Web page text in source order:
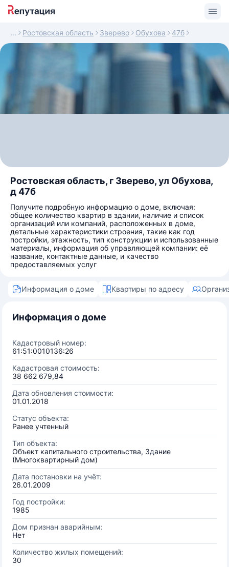
Ростовская область Зверево Обухова 47б
Ростовская область, г Зверево, ул Обухова,
д 47б
Получите подробную информацию о доме, включая:
общее количество квартир в здании, наличие и список
организаций или компаний, расположенных в доме,
детальные характеристики строения, такие как год
постройки, этажность, тип конструкции и использованные
материалы, информация об управляющей компании: её
название, контактные данные, и качество
предоставляемых услуг
Информация о доме Квартиры по адресу
Информация о доме
Кадастровый номер:
61:51:0010136:26
Кадастровая стоимость:
38 662 679,84
Дата обновления стоимости:
01.01.2018
Статус объекта:
Ранее учтенный
Тип объекта:
Объект капитального строительства, Здание
(Многоквартирный дом)
Дата постановки на учёт:
26.01.2009
Год постройки:
1985
Дом признан аварийным:
Нет
Количество жилых помещений:
30